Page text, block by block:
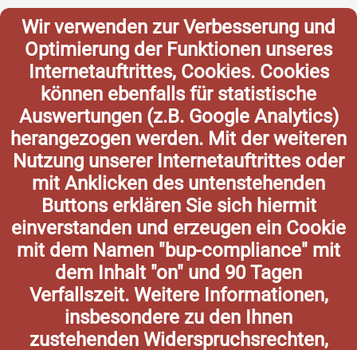
Wir verwenden zur Verbesserung und
Optimierung der Funktionen unseres
Internetauftrittes, Cookies. Cookies
können ebenfalls für statistische
Auswertungen (z.B. Google Analytics)
herangezogen werden. Mit der weiteren
Nutzung unserer Internetauftrittes oder
mit Anklicken des untenstehenden
Buttons erklären Sie sich hiermit
einverstanden und erzeugen ein Cookie
mit dem Namen "bup-compliance" mit
dem Inhalt "on" und 90 Tagen
Verfallszeit. Weitere Informationen,
insbesondere zu den Ihnen
zustehenden Widerspruchsrechten,